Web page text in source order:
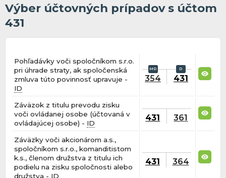
Výber účtovných prípadov s účtom
431
Pohľadávky voči spoločníkom s.r.o.
pri úhrade straty, ak spoločenská
zmluva túto povinnosť upravuje -
ID
354 431
Záväzok z titulu prevodu zisku
voči ovládanej osobe (účtovaná v
ovládajúcej osobe) - ID
431 361
Záväzky voči akcionárom a.s.,
spoločníkom s.r.o., komanditistom
k.s., členom družstva z titulu ich
podielu na zisku spoločnosti alebo
družstva - ID
431 364